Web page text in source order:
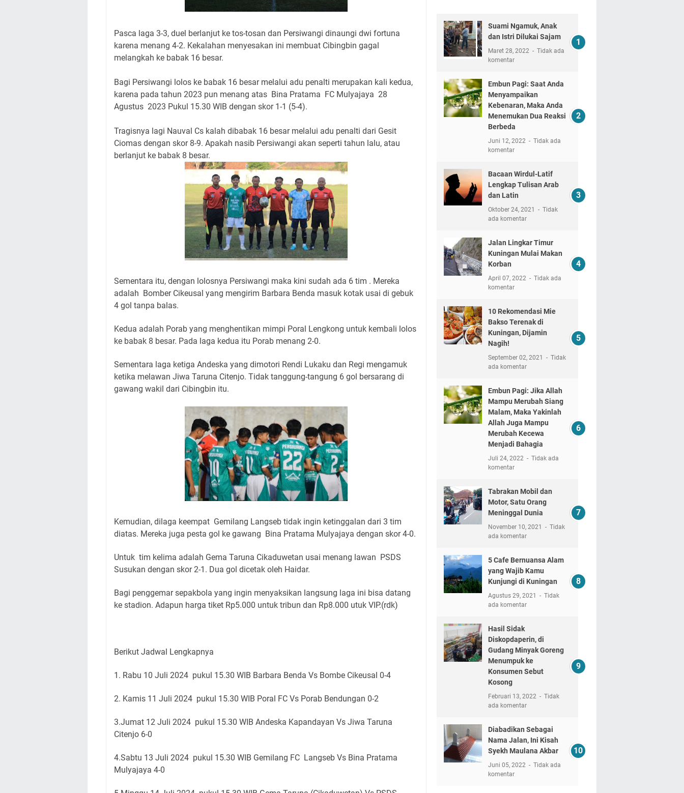
Pasca laga 3-3, duel berlanjut ke tos-tosan dan Persiwangi dinaungi dwi fortuna
karena menang 4-2. Kekalahan menyesakan ini membuat Cibingbin gagal
melangkah ke babak 16 besar.
Bagi Persiwangi lolos ke babak 16 besar melalui adu penalti merupakan kali kedua,
karena pada tahun 2023 pun menang atas Bina Pratama FC Mulyajaya 28
Agustus 2023 Pukul 15.30 WIB dengan skor 1-1 (5-4).
Tragisnya lagi Nauval Cs kalah dibabak 16 besar melalui adu penalti dari Gesit
Ciomas dengan skor 8-9. Apakah nasib Persiwangi akan seperti tahun lalu, atau
berlanjut ke babak 8 besar.
Sementara itu, dengan lolosnya Persiwangi maka kini sudah ada 6 tim . Mereka
adalah Bomber Cikeusal yang mengirim Barbara Benda masuk kotak usai di gebuk
4 gol tanpa balas.
Kedua adalah Porab yang menghentikan mimpi Poral Lengkong untuk kembali lolos
ke babak 8 besar. Pada laga kedua itu Porab menang 2-0.
Sementara laga ketiga Andeska yang dimotori Rendi Lukaku dan Regi mengamuk
ketika melawan Jiwa Taruna Citenjo. Tidak tanggung-tangung 6 gol bersarang di
gawang wakil dari Cibingbin itu.
Kemudian, dilaga keempat Gemilang Langseb tidak ingin ketinggalan dari 3 tim
diatas. Mereka juga pesta gol ke gawang Bina Pratama Mulyajaya dengan skor 4-0.
Untuk tim kelima adalah Gema Taruna Cikaduwetan usai menang lawan PSDS
Susukan dengan skor 2-1. Dua gol dicetak oleh Haidar.
Bagi penggemar sepakbola yang ingin menyaksikan langsung laga ini bisa datang
ke stadion. Adapun harga tiket Rp5.000 untuk tribun dan Rp8.000 utuk VIP.(rdk)
Berikut Jadwal Lengkapnya
1. Rabu 10 Juli 2024 pukul 15.30 WIB Barbara Benda Vs Bombe Cikeusal 0-4
2. Kamis 11 Juli 2024 pukul 15.30 WIB Poral FC Vs Porab Bendungan 0-2
3.Jumat 12 Juli 2024 pukul 15.30 WIB Andeska Kapandayan Vs Jiwa Taruna
Citenjo 6-0
4.Sabtu 13 Juli 2024 pukul 15.30 WIB Gemilang FC Langseb Vs Bina Pratama
Mulyajaya 4-0
Suami Ngamuk, Anak
dan Istri Dilukai Sajam
Maret 28, 2022
Tidak ada
komentar
Embun Pagi: Saat Anda
Menyampaikan
Kebenaran, Maka Anda
Menemukan Dua Reaksi
Berbeda
Juni 12, 2022
Tidak ada
komentar
Bacaan Wirdul-Latif
Lengkap Tulisan Arab
dan Latin
Oktober 24, 2021
Tidak
ada komentar
Jalan Lingkar Timur
Kuningan Mulai Makan
Korban
April 07, 2022
Tidak ada
komentar
10 Rekomendasi Mie
Bakso Terenak di
Kuningan, Dijamin
Nagih!
September 02, 2021
Tidak
ada komentar
Embun Pagi: Jika Allah
Mampu Merubah Siang
Malam, Maka Yakinlah
Allah Juga Mampu
Merubah Kecewa
Menjadi Bahagia
Juli 24, 2022
Tidak ada
komentar
Tabrakan Mobil dan
Motor, Satu Orang
Meninggal Dunia
November 10, 2021
Tidak
ada komentar
5 Cafe Bernuansa Alam
yang Wajib Kamu
Kunjungi di Kuningan
Agustus 29, 2021
Tidak
ada komentar
Hasil Sidak
Diskopdaperin, di
Gudang Minyak Goreng
Menumpuk ke
Konsumen Sebut
Kosong
Februari 13, 2022
Tidak
ada komentar
Diabadikan Sebagai
Nama Jalan, Ini Kisah
Syekh Maulana Akbar
Juni 05, 2022
Tidak ada
komentar